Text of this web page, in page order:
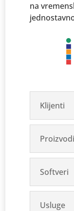
na
Klijenti
Proizvodi
Softveri
Usluge